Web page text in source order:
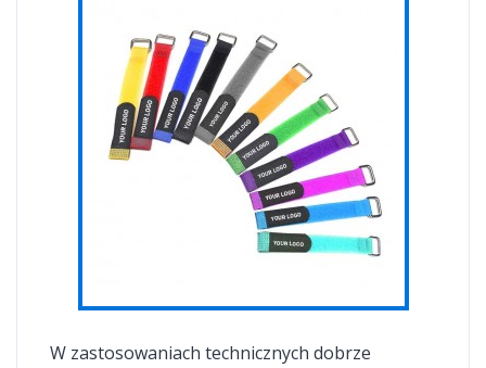
W zastosowaniach technicznych dobrze